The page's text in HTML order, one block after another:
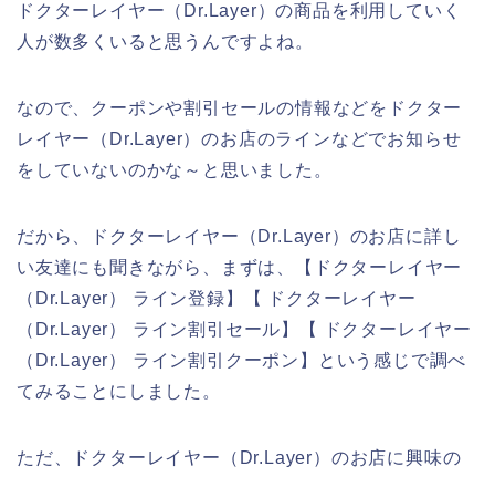
ドクターレイヤー（Dr.Layer）の商品を利用していく
人が数多くいると思うんですよね。
なので、クーポンや割引セールの情報などをドクター
レイヤー（Dr.Layer）のお店のラインなどでお知らせ
をしていないのかな～と思いました。
だから、ドクターレイヤー（Dr.Layer）のお店に詳し
い友達にも聞きながら、まずは、【ドクターレイヤー
（Dr.Layer） ライン登録】【 ドクターレイヤー
（Dr.Layer） ライン割引セール】【 ドクターレイヤー
（Dr.Layer） ライン割引クーポン】という感じで調べ
てみることにしました。
ただ、ドクターレイヤー（Dr.Layer）のお店に興味の